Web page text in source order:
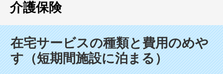
介護保険
在宅サービスの種類と費用のめや
す（短期間施設に泊まる）